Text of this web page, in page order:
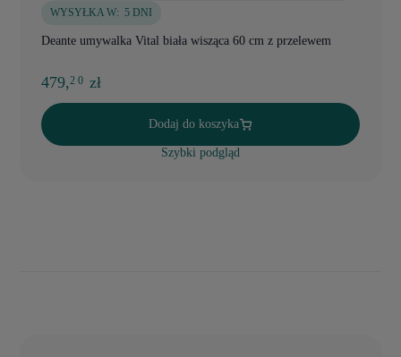
WYSYŁKA W: 5 DNI
Deante umywalka Vital biała wisząca 60 cm z przelewem
479,2 0 zł
Dodaj do koszyka
Szybki podgląd